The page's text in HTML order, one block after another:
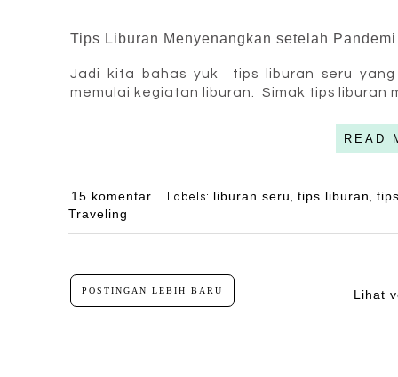
Tips Liburan Menyenangkan setelah Pandemi
Jadi kita bahas yuk  tips liburan seru
memulai kegiatan liburan.  Simak tips liburan
READ
15 komentar Labels: liburan seru,tips liburan,
Traveling
POSTINGAN LEBIH BARU Lihat